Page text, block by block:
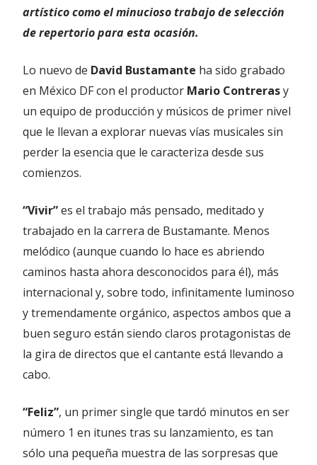
artístico como el minucioso trabajo de selección
de repertorio para esta ocasión.
Lo nuevo de David Bustamante ha sido grabado
en México DF con el productor Mario Contrerasy
un equipo de producción y músicos de primer nivel
que le llevan a explorar nuevas vías musicales sin
perder la esencia que le caracteriza desde sus
comienzos.
“Vivir”es el trabajo más pensado, meditado y
trabajado en la carrera de Bustamante. Menos
melódico (aunque cuando lo hace es abriendo
caminos hasta ahora desconocidos para él), más
internacional y, sobre todo, infinitamente luminoso
y tremendamente orgánico, aspectos ambos que a
buen seguro están siendo claros protagonistas de
la gira de directos que el cantante está llevando a
cabo.
“Feliz”, un primer single que tardó minutos en ser
número 1 en itunes tras su lanzamiento, es tan
sólo una pequeña muestra de las sorpresas que